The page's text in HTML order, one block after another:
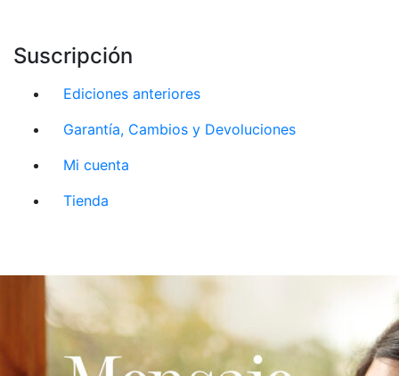
Suscripción
Ediciones anteriores
Garantía, Cambios y Devoluciones
Mi cuenta
Tienda